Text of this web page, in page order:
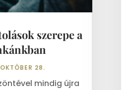
szerepe a
28.
mindig újra